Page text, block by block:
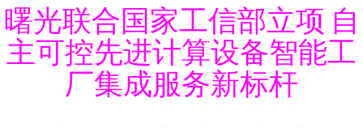
曙光联合国家工信部立项 自
主可控先进计算设备智能工
厂集成服务新标杆